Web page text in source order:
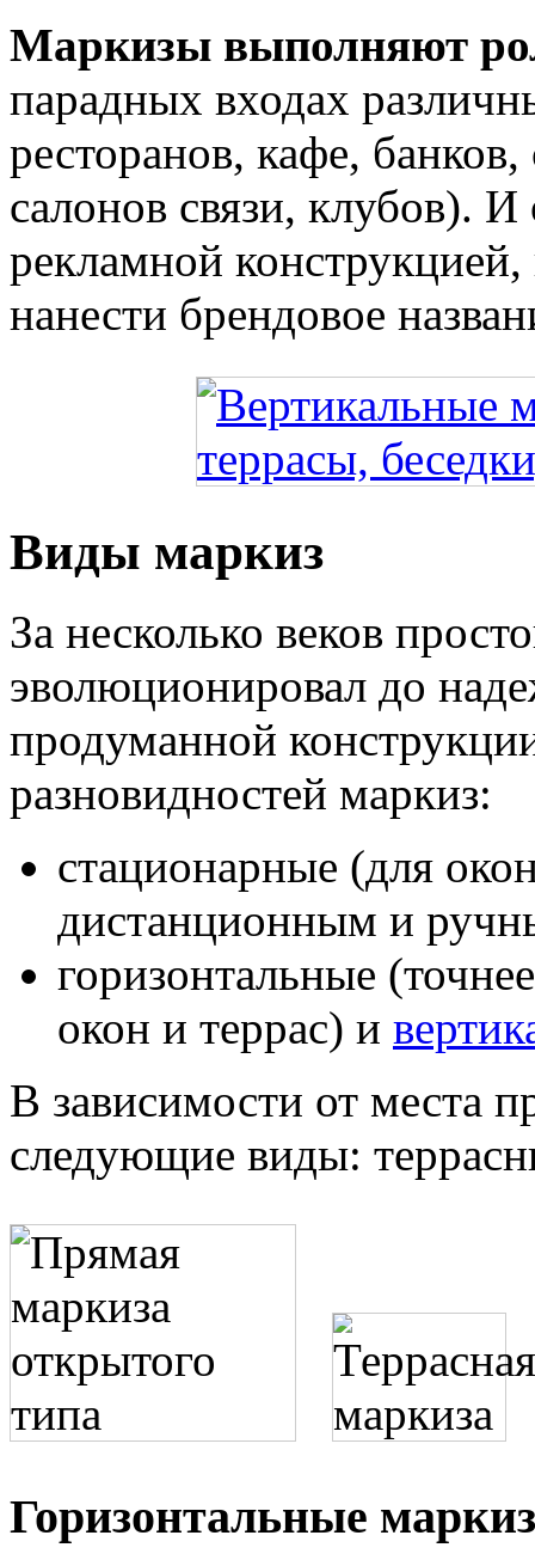
Маркизы выполняют
парадных входах
ресторанов, кафе,
салонов связи, клубов).
рекламной
нанести брендовое
Виды маркиз
За несколько веков
эволюционировал до
продуманной
разновидностей маркиз:
стационарные (для
дистанционным и
горизонтальные
окон и террас) и
В зависимости от места
следующие виды:
Горизонтальные